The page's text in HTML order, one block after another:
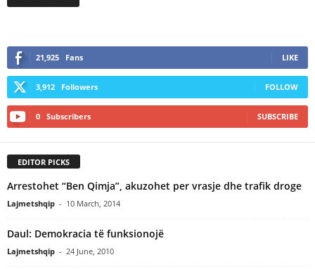
21,925 Fans LIKE
3,912 Followers FOLLOW
0 Subscribers SUBSCRIBE
EDITOR PICKS
Arrestohet “Ben Qimja”, akuzohet per vrasje dhe trafik droge
Lajmetshqip - 10 March, 2014
Daul: Demokracia të funksionojë
Lajmetshqip - 24 June, 2010